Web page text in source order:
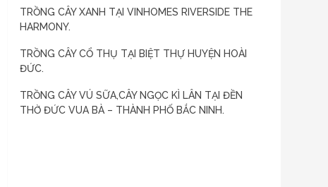
TRỒNG CÂY XANH TẠI VINHOMES RIVERSIDE THE
HARMONY.
TRỒNG CÂY CỔ THỤ TẠI BIỆT THỰ HUYỆN HOÀI
ĐỨC.
TRỒNG CÂY VÚ SỮA,CÂY NGỌC KÌ LÂN TẠI ĐỀN
THỜ ĐỨC VUA BÀ – THÀNH PHỐ BẮC NINH.